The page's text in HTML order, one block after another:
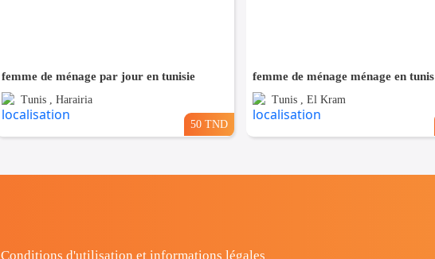
femme de ménage par jour en tunisie
Tunis , Harairia
50 TND
femme de ménage ménage en tunis
Tunis , El Kram
Conditions d'utilisation et informations légales